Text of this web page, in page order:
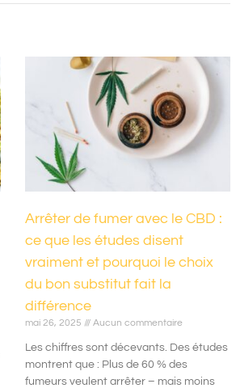
Arrêter de fumer avec le CBD :
ce que les études disent
vraiment et pourquoi le choix
du bon substitut fait la
différence
mai 26, 2025 Aucun commentaire
Les chiffres sont décevants. Des études
montrent que : Plus de 60 % des
fumeurs veulent arrêter – mais moins